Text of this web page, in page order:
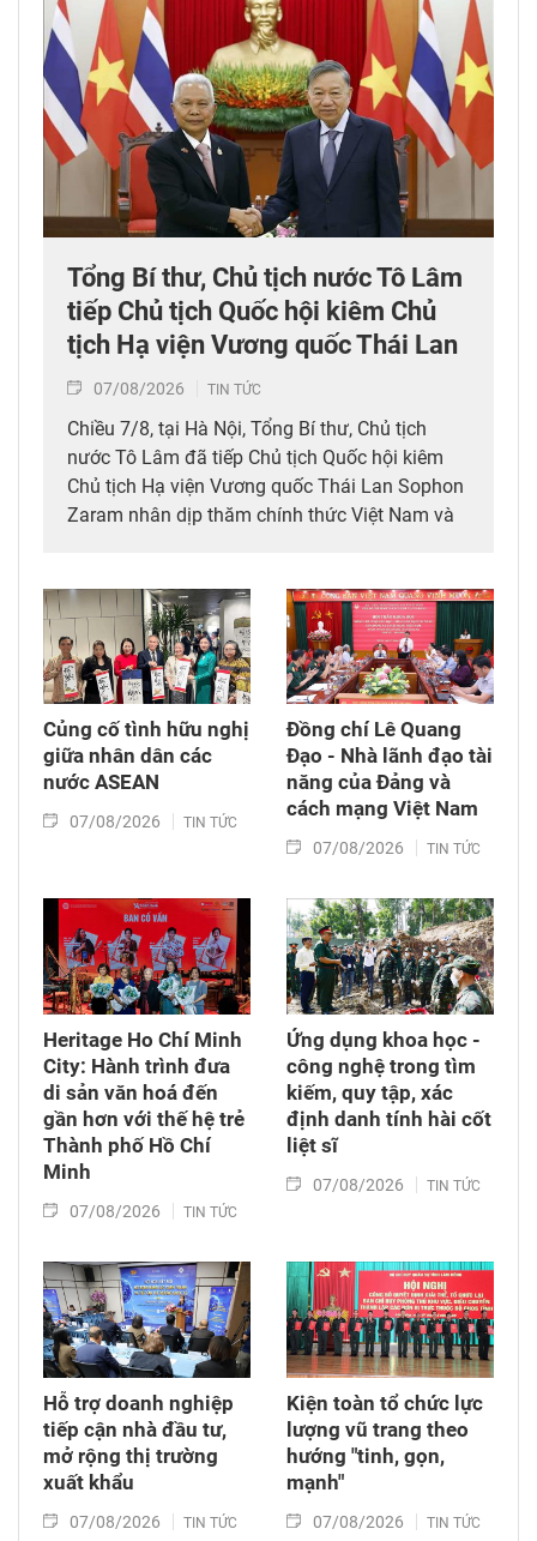
Tổng Bí thư, Chủ tịch nước Tô Lâm
tiếp Chủ tịch Quốc hội kiêm Chủ
tịch Hạ viện Vương quốc Thái Lan
07/08/2026 TIN TỨC
Chiều 7/8, tại Hà Nội, Tổng Bí thư, Chủ tịch
nước Tô Lâm đã tiếp Chủ tịch Quốc hội kiêm
Chủ tịch Hạ viện Vương quốc Thái Lan Sophon
Zaram nhân dịp thăm chính thức Việt Nam và
(6/8/1976 – 6/8/2026).
Củng cố tình hữu nghị
giữa nhân dân các
nước ASEAN
07/08/2026 TIN TỨC
Đồng chí Lê Quang
Đạo - Nhà lãnh đạo tài
năng của Đảng và
cách mạng Việt Nam​
07/08/2026 TIN TỨC
Heritage Ho Chí Minh
City: Hành trình đưa
di sản văn hoá đến
gần hơn với thế hệ trẻ
Thành phố Hồ Chí
Minh
07/08/2026 TIN TỨC
Ứng dụng khoa học -
công nghệ trong tìm
kiếm, quy tập, xác
định danh tính hài cốt
liệt sĩ
07/08/2026 TIN TỨC
Hỗ trợ doanh nghiệp
tiếp cận nhà đầu tư,
mở rộng thị trường
xuất khẩu
07/08/2026 TIN TỨC
Kiện toàn tổ chức lực
lượng vũ trang theo
hướng "tinh, gọn,
mạnh"
07/08/2026 TIN TỨC